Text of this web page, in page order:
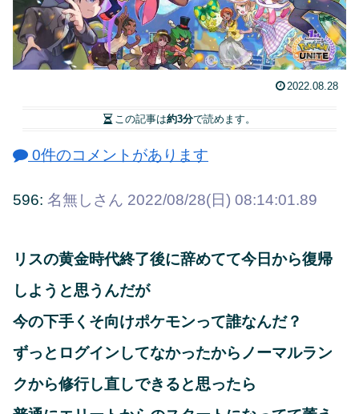
2022.08.28
この記事は約3分で読めます。
0件のコメントがあります
596: 名無しさん 2022/08/28(日) 08:14:01.89
リスの黄金時代終了後に辞めてて今日から復帰
しようと思うんだが
今の下手くそ向けポケモンって誰なんだ？
ずっとログインしてなかったからノーマルラン
クから修行し直しできると思ったら